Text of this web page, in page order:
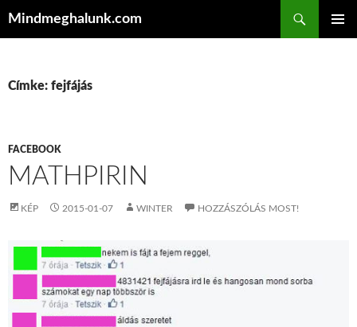
Mindmeghalunk.com
Címke: fejfájás
FACEBOOK
MATHPIRIN
KÉP 2015-01-07 WINTER HOZZÁSZÓLÁS MOST!